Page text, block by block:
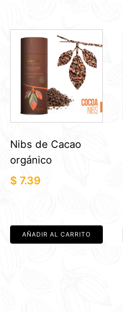
Nibs de Cacao
orgánico
$ 7.39
AÑADIR AL CARRITO